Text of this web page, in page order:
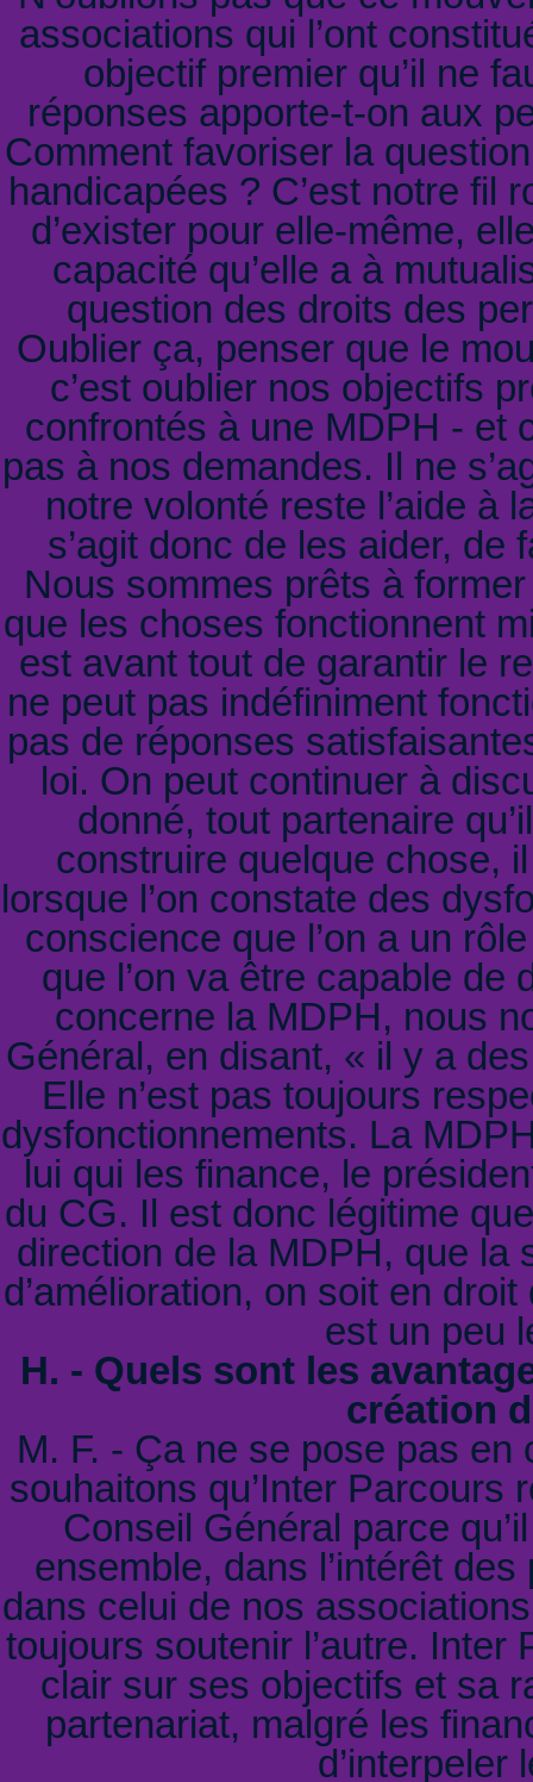
associations qui l’ont
objectif premier qu’il ne
réponses apporte-t-on aux
Comment favoriser la
handicapées ? C’est notre fil
d’exister pour elle-même,
capacité qu’elle a à
question des droits des
Oublier ça, penser que le
c’est oublier nos objectifs
confrontés à une MDPH - et
pas à nos demandes. Il ne
notre volonté reste l’aide à
s’agit donc de les aider,
Nous sommes prêts à
que les choses fonctionnent
est avant tout de garantir le
ne peut pas indéfiniment
pas de réponses
loi. On peut continuer à
donné, tout partenaire
construire quelque chose,
lorsque l’on constate des
conscience que l’on a un
que l’on va être capable de
concerne la MDPH, nous
Général, en disant, « il y a
Elle n’est pas toujours
dysfonctionnements. La
lui qui les finance, le
du CG. Il est donc légitime
direction de la MDPH, que la
d’amélioration, on soit en
est un peu
H. - Quels sont les
création
M. F. - Ça ne se pose pas en
souhaitons qu’Inter Parcours
Conseil Général parce
ensemble, dans l’intérêt
dans celui de nos
toujours soutenir l’autre.
clair sur ses objectifs et sa
partenariat, malgré les
d’interpeler